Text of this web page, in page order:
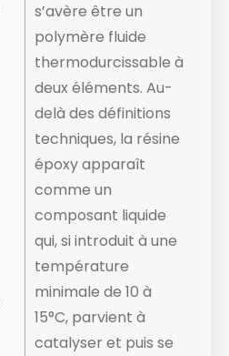
s’avère être un
polymère fluide
thermodurcissable à
deux éléments. Au-
delà des définitions
techniques, la résine
époxy apparaît
comme un
composant liquide ​
qui, si introduit à une
température
minimale de 10 à
15°C, parvient à
catalyser et puis se